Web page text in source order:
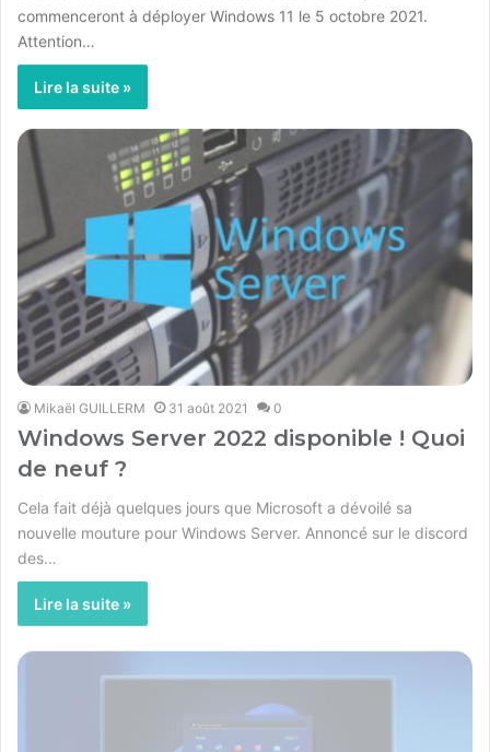
commenceront à déployer Windows 11 le 5 octobre 2021.
Attention…
Lire la suite »
Mikaël GUILLERM 31 août 2021 0
Windows Server 2022 disponible ! Quoi
de neuf ?
Cela fait déjà quelques jours que Microsoft a dévoilé sa
nouvelle mouture pour Windows Server. Annoncé sur le discord
des…
Lire la suite »